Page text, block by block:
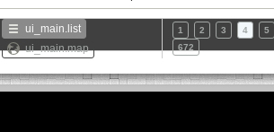
ui_main.list
ui_main.map
1 2 3 4
5
672